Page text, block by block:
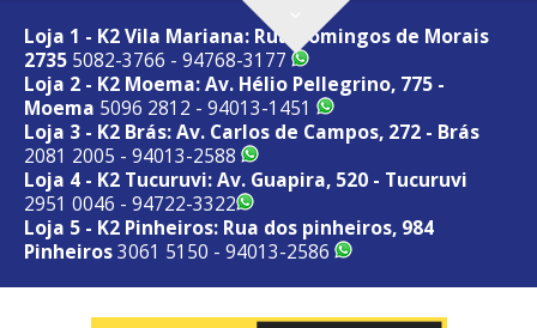
Loja 1 - K2 Vila Mariana: Rua Domingos de Morais
2735 5082-3766 - 94768-3177
Loja 2 - K2 Moema: Av. Hélio Pellegrino, 775 -
Moema 5096 2812 - 94013-1451
Loja 3 - K2 Brás: Av. Carlos de Campos, 272 - Brás
2081 2005 - 94013-2588
Loja 4 - K2 Tucuruvi: Av. Guapira, 520 - Tucuruvi
2951 0046 - 94722-3322
Loja 5 - K2 Pinheiros: Rua dos pinheiros, 984
Pinheiros3061 5150 - 94013-2586